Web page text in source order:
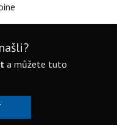
a můžete tuto